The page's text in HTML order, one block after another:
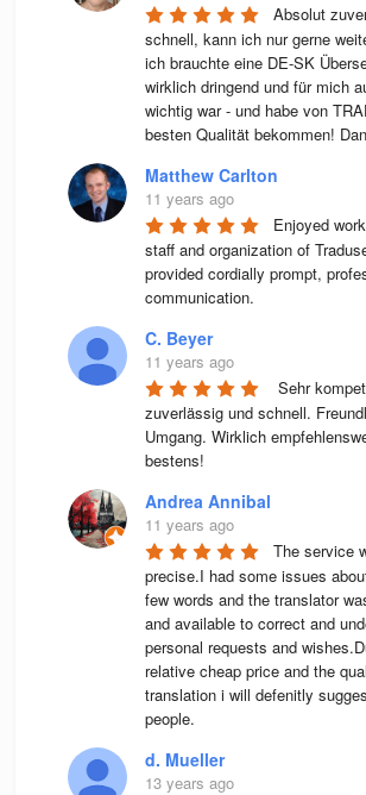
Absolut
schnell, kann ich nur gerne
ich brauchte eine DE-SK
wirklich dringend und für mich
wichtig war - und habe von
besten Qualität bekommen!
Matthew Carlton
11 years ago
Enjoyed
staff and organization of
provided cordially prompt,
communication.
C. Beyer
11 years ago
Sehr
zuverlässig und schnell.
Umgang. Wirklich
bestens!
Andrea Annibal
11 years ago
The service
precise.I had some issues
few words and the translator
and available to correct and
personal requests and
relative cheap price and the
translation i will defenitly
people.
d. Mueller
13 years ago